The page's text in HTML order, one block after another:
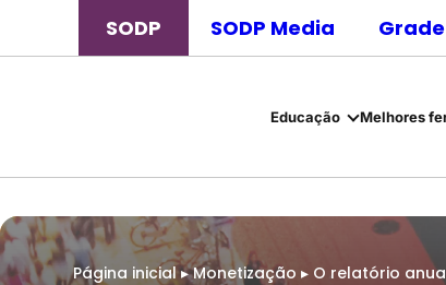
SODP SODP Media
Educação Melhores
Página inicial ▸Monetização ▸ O relatório